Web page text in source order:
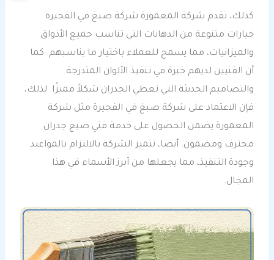
كذلك، تقدم شركة المعمورة شركة صبغ في الفجيرة
خيارات متنوعة من الدهانات التي تناسب جميع الأذواق
والميزانيات، مما يسمح للعملاء باختيار ما يناسبهم. كما
أن الفنيين لديهم خبرة في تنفيذ الألوان المتدرجة
والتصاميم الحديثة التي تعطي الجدران شكلاً مميزًا. لذلك،
فإن الاعتماد على شركة صبغ في الفجيرة مثل شركة
المعمورة يضمن الحصول على خدمة فني صبغ جدران
محترف ومضمون. أيضا، تتميز الشركة بالالتزام بالمواعيد
وجودة التنفيذ، مما يجعلها من أبرز الأسماء في هذا
المجال.